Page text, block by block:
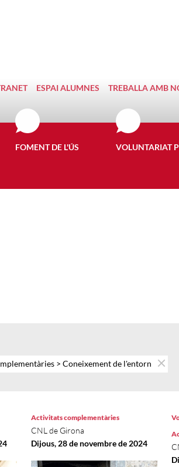
ESPAI ALUMNES TREBALLA AMB
FOMENT DE L'ÚS VOLUNTARIAT
> Coneixement de l'entorn
Activitats complementàries
CNL de Girona
Dijous, 28 de novembre de 2024